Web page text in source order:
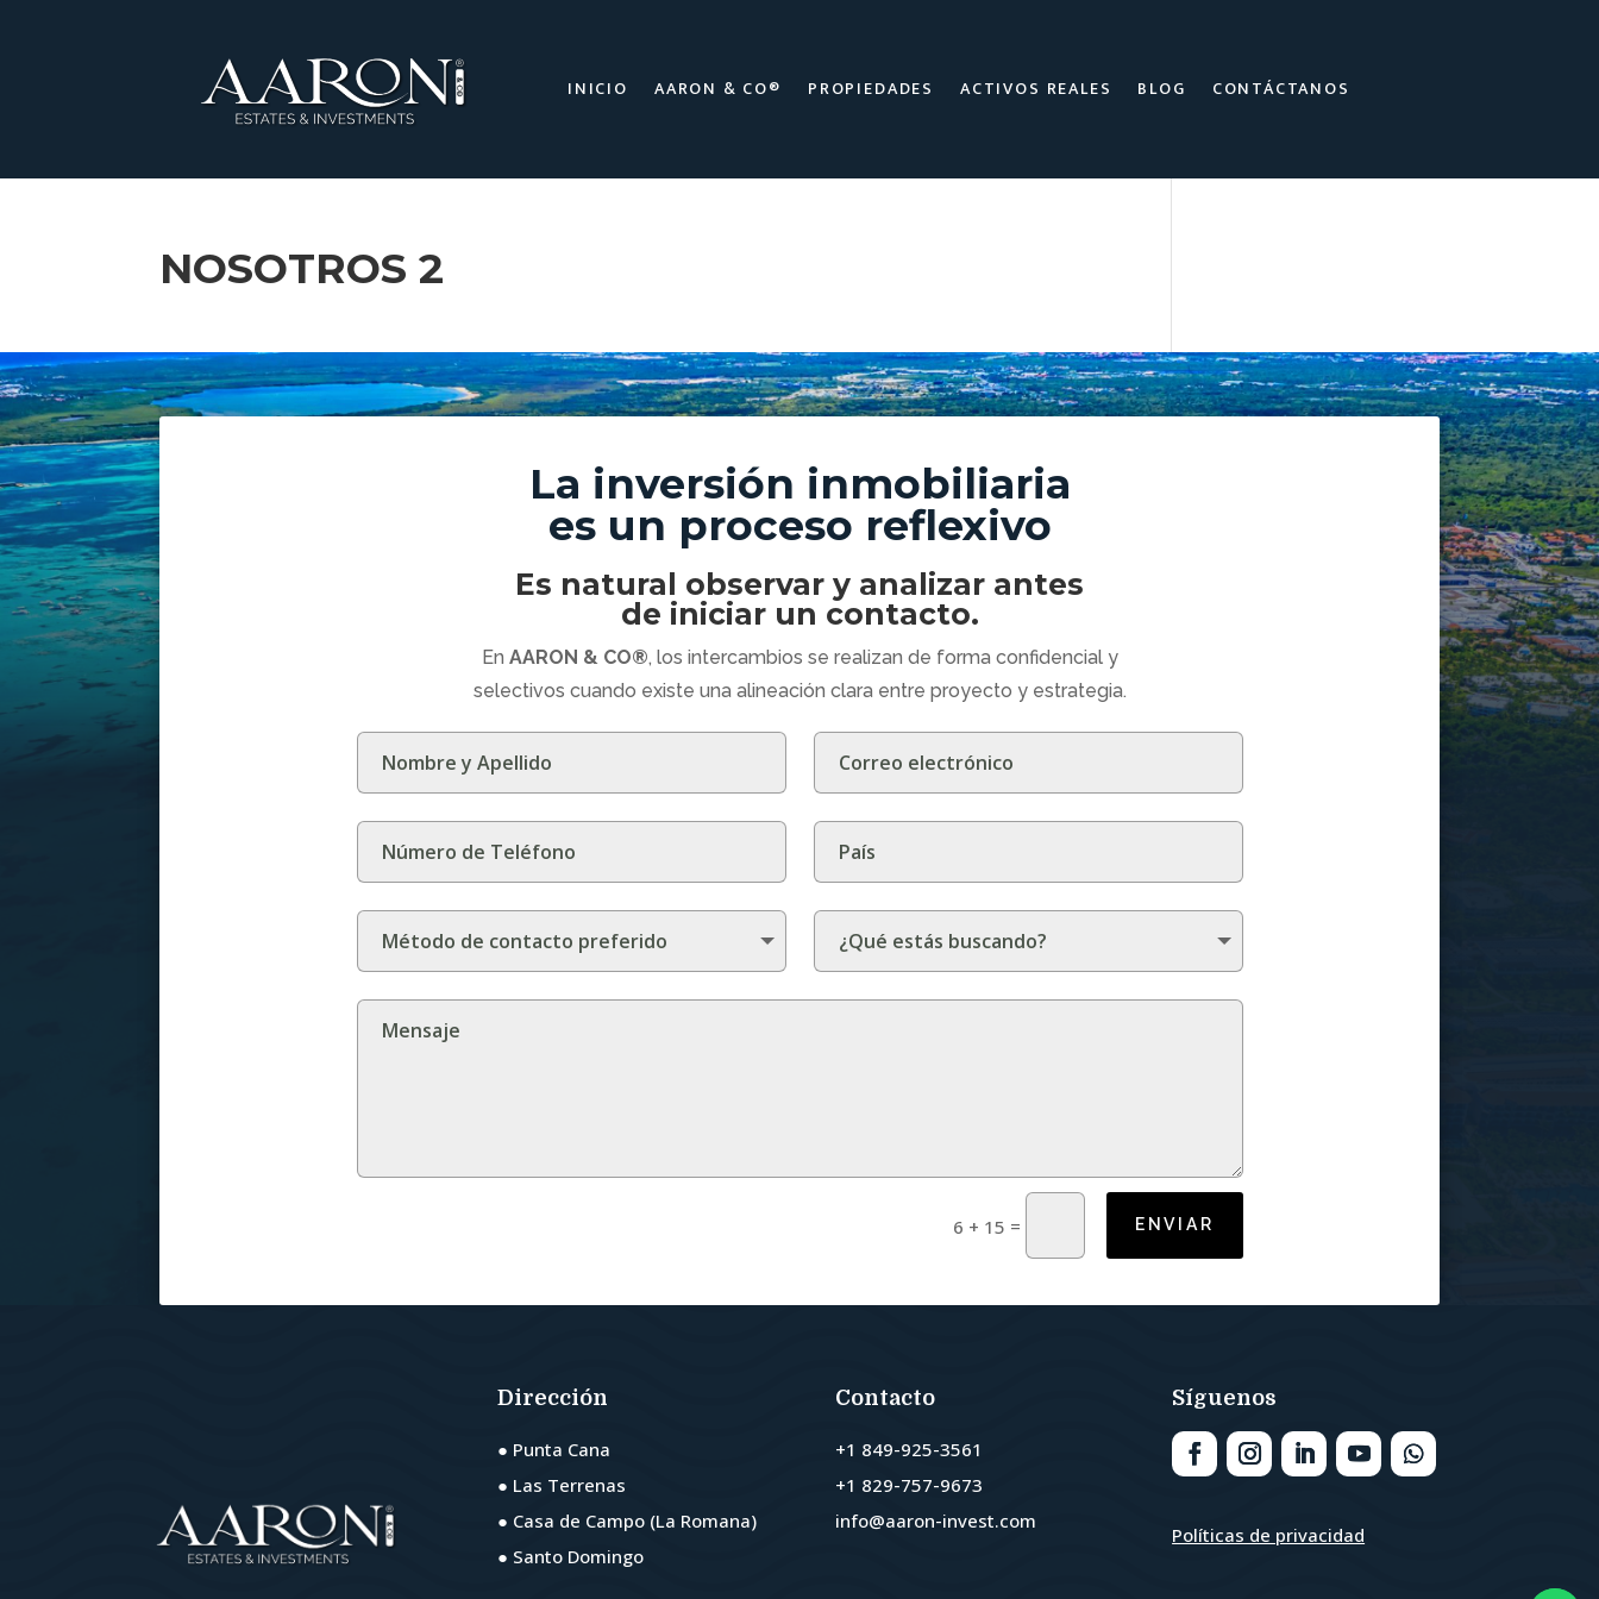
INICIO AARON & CO® PROPIEDADES ACTIVOS REALES BLOG CONTÁCTANOS
NOSOTROS 2
La inversión inmobiliaria
es un proceso reflexivo
Es natural observar y analizar antes
de iniciar un contacto.
En AARON & CO®, los intercambios se realizan de forma confidencial y
selectivos cuando existe una alineación clara entre proyecto y estrategia.
6 + 15 = ENVIAR
Dirección
● Punta Cana
● Las Terrenas
● Casa de Campo (La Romana)
● Santo Domingo
Contacto
+1 849-925-3561
+1 829-757-9673
info@aaron-invest.com
Síguenos
Políticas de privacidad